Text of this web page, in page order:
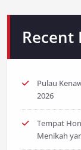
Recent
Pulau
2026
Tempat
Menikah